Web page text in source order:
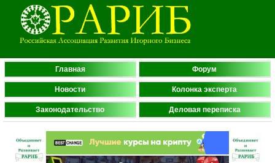
Главная Форум
Новости Колонка эксперта
Законодательство Деловая переписка